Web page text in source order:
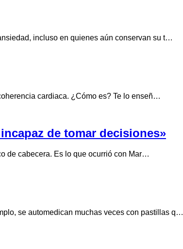
incluso en quienes aún conservan su t…
cardiaca. ¿Cómo es? Te lo enseñ…
de tomar decisiones»
de cabecera. Es lo que ocurrió con Mar…
se automedican muchas veces con pastillas q…